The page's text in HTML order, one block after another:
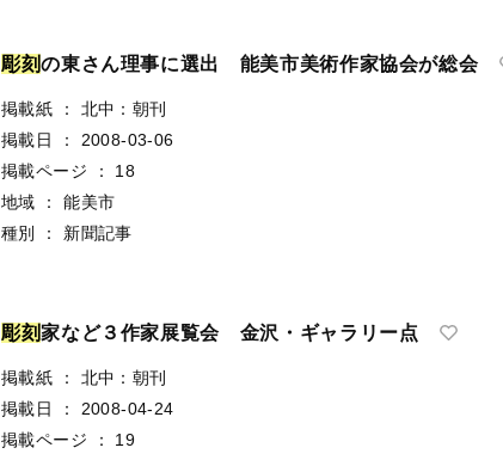
彫刻の東さん理事に選出 能美市美術作家協会が総会
掲載紙 ：
北中：朝刊
掲載日
：
2008-03-06
掲載ページ
：
18
地域
：
能美市
種別
： 新聞記事
彫刻家など３作家展覧会 金沢・ギャラリー点
掲載紙 ：
北中：朝刊
掲載日
：
2008-04-24
掲載ページ
：
19